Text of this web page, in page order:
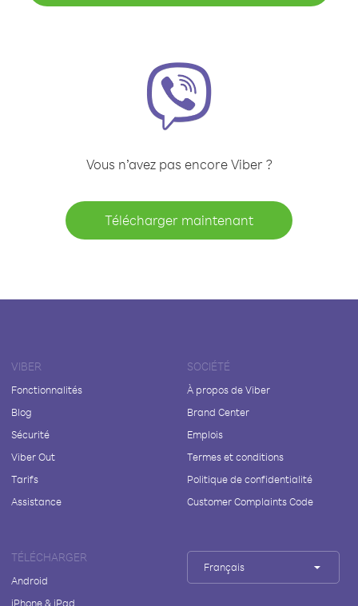
Vous n’avez pas encore Viber ?
Télécharger maintenant
VIBER
Fonctionnalités
Blog
Sécurité
Viber Out
Tarifs
Assistance
SOCIÉTÉ
À propos de Viber
Brand Center
Emplois
Termes et conditions
Politique de confidentialité
Customer Complaints Code
TÉLÉCHARGER
Android
iPhone & iPad
Français